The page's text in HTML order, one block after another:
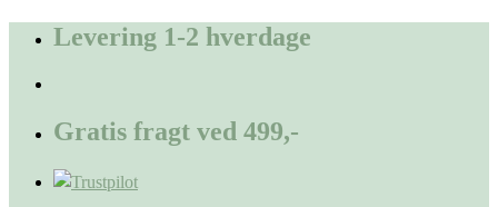
FortsætLevering 1-2 hverdage
Gratis fragt ved 499,-